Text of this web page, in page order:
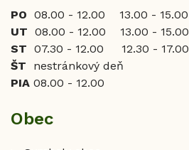
PO 08.00 - 12.00 13.00 - 15.00
UT 08.00 - 12.00 13.00 - 15.00
ST 07.30 - 12.00 12.30 - 17.00
ŠT nestránkový deň
PIA 08.00 - 12.00
Obec